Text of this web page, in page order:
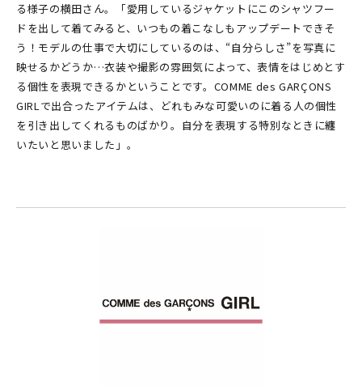
る様子の横田さん。「愛用しているジャケットにこのシャツフー
ドを出して着てみると、いつもの着こなしもアップデートできそ
う！モデルの仕事で大切にしているのは、“自分らしさ”を写真に
映せるかどうか…衣装や撮影の雰囲気によって、表情をはじめとす
る個性を表現できるかということです。COMME des GARÇONS
GIRLで出合ったアイテムは、どれもみな可愛いのに着る人の個性
を引き出してくれるものばかり。自分を表現する特別なときに纏
いたいと思いました」。